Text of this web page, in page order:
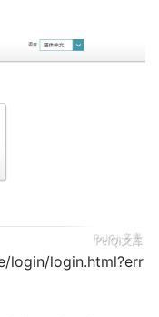
login/login.html?err